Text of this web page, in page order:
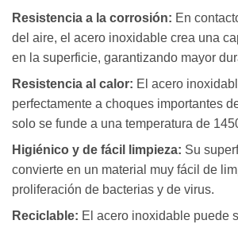
Resistencia a la corrosión: En
del aire, el acero inoxidable crea una
en la superficie, garantizando mayor
Resistencia al calor: El acero
perfectamente a choques importantes
solo se funde a una temperatura de
Higiénico y de fácil limpieza: Su
convierte en un material muy fácil de
proliferación de bacterias y de virus.
Reciclable: El acero inoxidable puede